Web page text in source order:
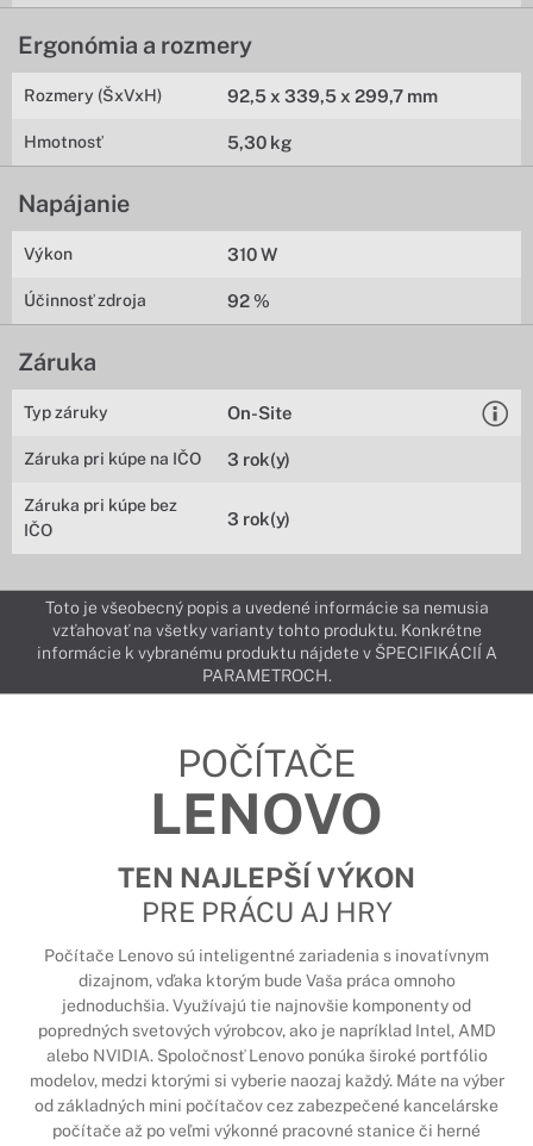
Ergonómia a rozmery
Rozmery (ŠxVxH) 92,5 x 339,5 x 299,7 mm
Hmotnosť 5,30 kg
Napájanie
Výkon 310 W
Účinnosť zdroja 92 %
Záruka
Typ záruky On-Site
Záruka pri kúpe na IČO 3 rok(y)
Záruka pri kúpe bez
IČO
3 rok(y)
Toto je všeobecný popis a uvedené informácie sa nemusia
vzťahovať na všetky varianty tohto produktu. Konkrétne
informácie k vybranému produktu nájdete v ŠPECIFIKÁCIÍ A
PARAMETROCH.
POČÍTAČE
LENOVO
TEN NAJLEPŠÍ VÝKON
PRE PRÁCU AJ HRY
Počítače Lenovo sú inteligentné zariadenia s inovatívnym
dizajnom, vďaka ktorým bude Vaša práca omnoho
jednoduchšia. Využívajú tie najnovšie komponenty od
popredných svetových výrobcov, ako je napríklad Intel, AMD
alebo NVIDIA. Spoločnosť Lenovo ponúka široké portfólio
modelov, medzi ktorými si vyberie naozaj každý. Máte na výber
od základných mini počítačov cez zabezpečené kancelárske
počítače až po veľmi výkonné pracovné stanice či herné